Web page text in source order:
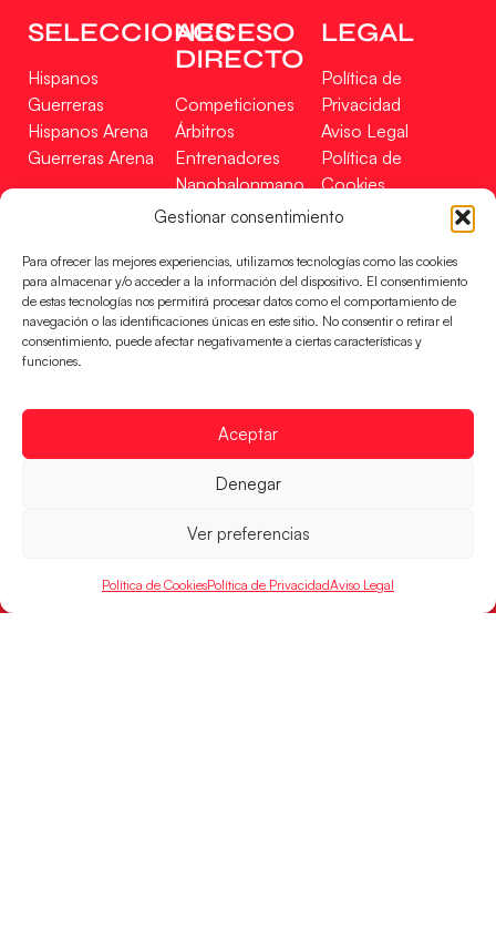
Gestionar consentimiento
Para ofrecer las mejores experiencias, utilizamos tecnologías como las cookies
para almacenar y/o acceder a la información del dispositivo. El consentimiento
de estas tecnologías nos permitirá procesar datos como el comportamiento de
navegación o las identificaciones únicas en este sitio. No consentir o retirar el
consentimiento, puede afectar negativamente a ciertas características y
funciones.
Aceptar
Denegar
Ver preferencias
Política de CookiesPolítica de PrivacidadAviso Legal
SELECCIONES
Hispanos
Guerreras
Hispanos Arena
Guerreras Arena
ACCESO
DIRECTO
Competiciones
Árbitros
Entrenadores
Nanobalonmano
Tienda
LEGAL
Política de
Privacidad
Aviso Legal
Política de
Cookies
Mapa Web
Incidencias
CONTACTO
EN
FINANCIADO
RFEBM © 2024. Todos los derechos reservados –
Desarrollado por